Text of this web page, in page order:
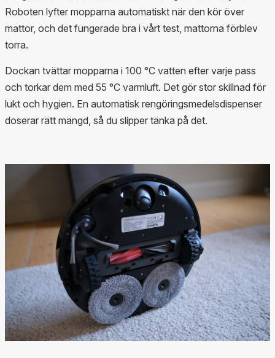
Roboten lyfter mopparna automatiskt när den kör över
mattor, och det fungerade bra i vårt test, mattorna förblev
torra.
Dockan tvättar mopparna i 100 °C vatten efter varje pass
och torkar dem med 55 °C varmluft. Det gör stor skillnad för
lukt och hygien. En automatisk rengöringsmedelsdispenser
doserar rätt mängd, så du slipper tänka på det.